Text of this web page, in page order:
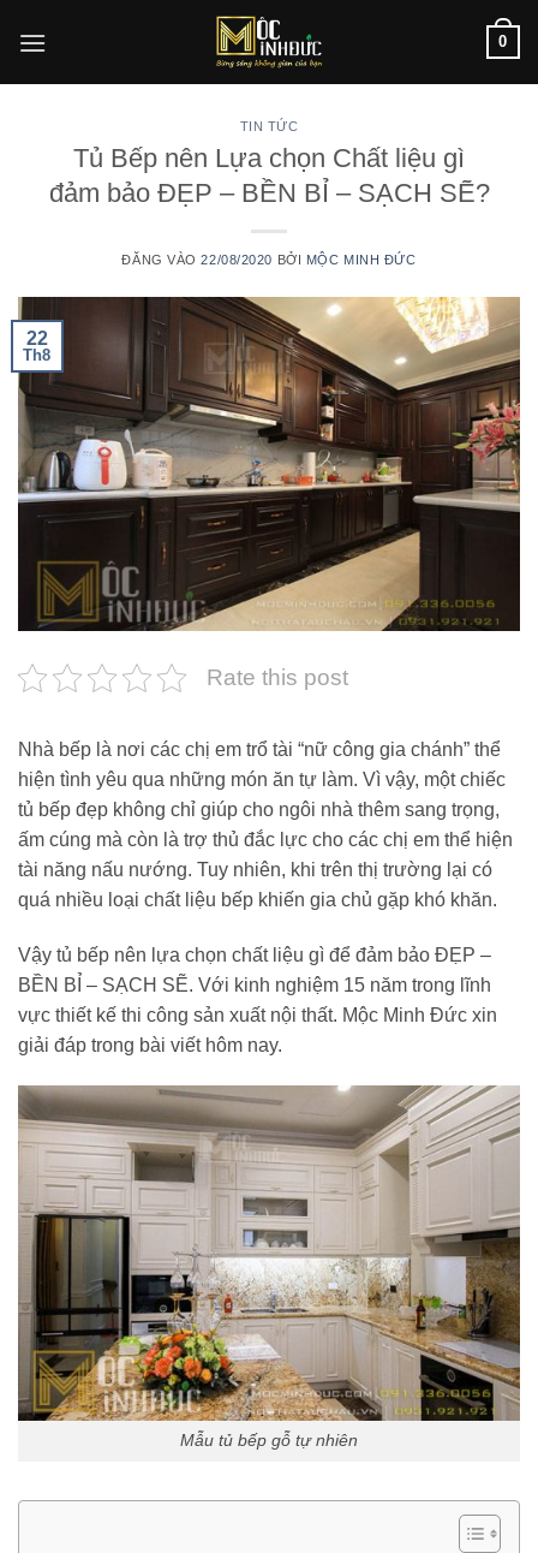
qua
0
TIN TỨC
Tủ Bếp nên Lựa chọn Chất liệu gì
đảm bảo ĐẸP – BỀN BỈ – SẠCH SẼ?
ĐĂNG VÀO22/08/2020 BỞI MỘC MINH ĐỨC
22
Th8
Rate this post
Nhà bếp là nơi các chị em trổ tài “nữ công gia chánh” thể
hiện tình yêu qua những món ăn tự làm. Vì vậy, một chiếc
tủ bếp đẹp không chỉ giúp cho ngôi nhà thêm sang trọng,
ấm cúng mà còn là trợ thủ đắc lực cho các chị em thể hiện
tài năng nấu nướng. Tuy nhiên, khi trên thị trường lại có
quá nhiều loại chất liệu bếp khiến gia chủ gặp khó khăn.
Vậy tủ bếp nên lựa chọn chất liệu gì để đảm bảo ĐẸP –
BỀN BỈ – SẠCH SẼ. Với kinh nghiệm 15 năm trong lĩnh
vực thiết kế thi công sản xuất nội thất. Mộc Minh Đức xin
giải đáp trong bài viết hôm nay.
Mẫu tủ bếp gỗ tự nhiên